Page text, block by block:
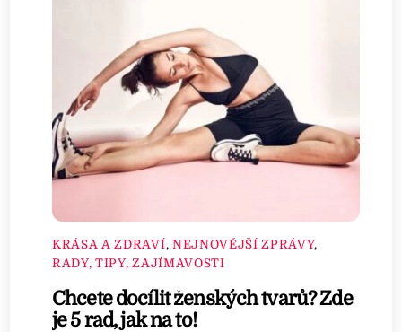
KRÁSA A ZDRAVÍ, NEJNOVĚJŠÍ ZPRÁVY,
RADY, TIPY, ZAJÍMAVOSTI
Chcete docílit ženských tvarů? Zde
je 5 rad, jak na to!